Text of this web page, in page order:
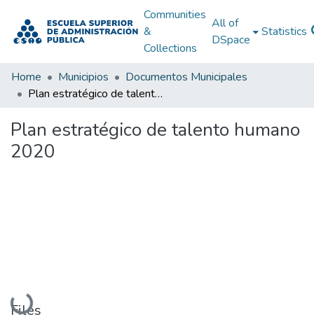
Communities
&
Collections
All of
DSpace
Statistics
Home Municipios
Documentos Municipales
Plan estratégico de talento humano 2020
Plan estratégico de talento humano
2020
Loading...
Files